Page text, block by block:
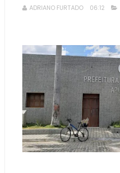
ADRIANO FURTADO 06:12